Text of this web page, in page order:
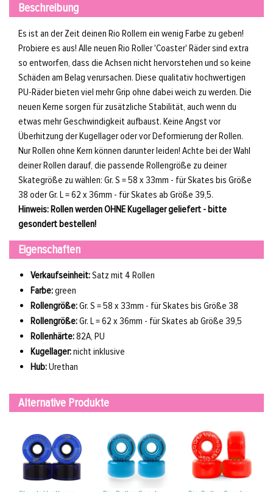
Beschreibung
Es ist an der Zeit deinen Rio Rollern ein wenig Farbe zu geben!
Probiere es aus! Alle neuen Rio Roller 'Coaster' Räder sind extra
so entworfen, dass die Achsen nicht hervorstehen und so keine
Schäden am Belag verursachen. Diese qualitativ hochwertigen
PU-Räder bieten viel mehr Grip ohne dabei weich zu werden. Die
neuen Kerne sorgen für zusätzliche Stabilität, auch wenn du
etwas mehr Geschwindigkeit aufbaust. Keine Angst vor
Überhitzung der Kugellager oder vor Deformierung der Rollen.
Nur Rollen ohne Kern können darunter leiden! Achte bei der Wahl
deiner Rollen darauf, die passende Rollengröße zu deiner
Skategröße zu wählen: Gr. S = 58 x 33mm - für Skates bis Größe
38 oder Gr. L = 62 x 36mm - für Skates ab Größe 39,5.
Hinweis: Rollen werden OHNE Kugellager geliefert - bitte
gesondert bestellen!
Eigenschaften
Verkaufseinheit:Satz mit 4 Rollen
Farbe:green
Rollengröße:Gr. S = 58 x 33mm - für Skates bis Größe 38
Rollengröße:Gr. L = 62 x 36mm - für Skates ab Größe 39,5
Rollenhärte:82A, PU
Kugellager:nicht inklusive
Hub:Urethan
Alternative Produkte